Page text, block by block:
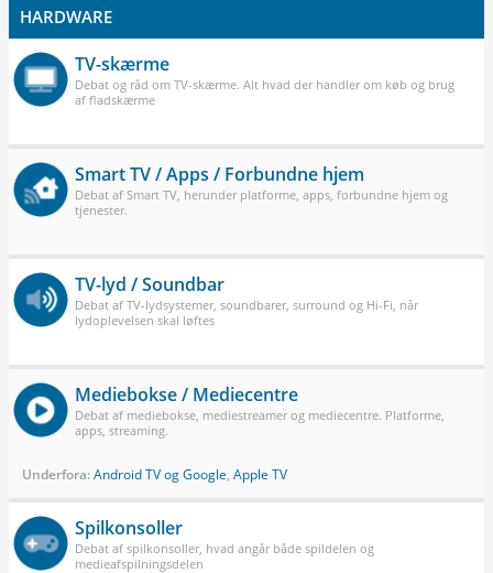
HARDWARE
TV-skærme
Debat og råd om TV-skærme. Alt hvad der handler om køb og brug
af fladskærme
Smart TV / Apps / Forbundne hjem
Debat af Smart TV, herunder platforme, apps, forbundne hjem og
tjenester.
TV-lyd / Soundbar
Debat af TV-lydsystemer, soundbarer, surround og Hi-Fi, når
lydoplevelsen skal løftes
Mediebokse / Mediecentre
Debat af mediebokse, mediestreamer og mediecentre. Platforme,
apps, streaming.
Underfora:Android TV og Google, Apple TV
Spilkonsoller
Debat af spilkonsoller, hvad angår både spildelen og
medieafspilningsdelen